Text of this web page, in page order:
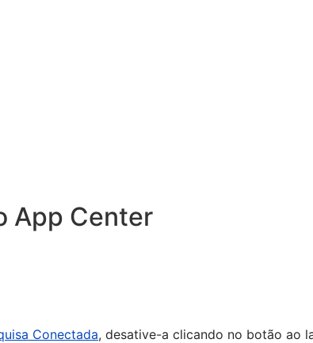
App Center
Conectada, desative-a clicando no botão ao